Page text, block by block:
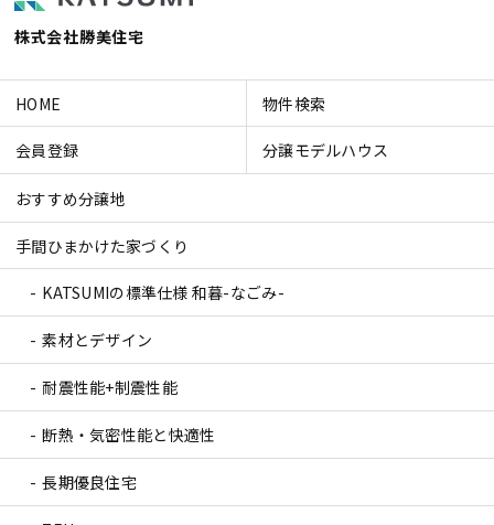
株式会社勝美住宅
HOME 物件検索
会員登録 分譲モデルハウス
おすすめ分譲地
手間ひまかけた家づくり
KATSUMIの標準仕様 和暮-なごみ-
素材とデザイン
耐震性能+制震性能
断熱・気密性能と快適性
長期優良住宅